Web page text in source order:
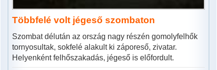
Többfelé volt jégeső szombaton
Szombat délután az ország nagy részén gomolyfelhők
tornyosultak, sokfelé alakult ki záporeső, zivatar.
Helyenként felhőszakadás, jégeső is előfordult.